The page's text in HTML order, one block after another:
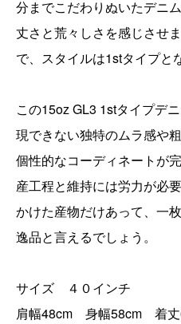
分までこだわりぬいたデニ
丈さと荒々しさを感じさせ
で、スタイルは1stタイプと
この15oz GL3 1stタイプデ
現できない独特のムラ感や
個性的なコーディネートが
産工程と維持には労力が必
かけた産物だけあって、一
逸品と言えるでしょう。
サイズ ４０インチ
肩幅48cm 身幅58cm 着